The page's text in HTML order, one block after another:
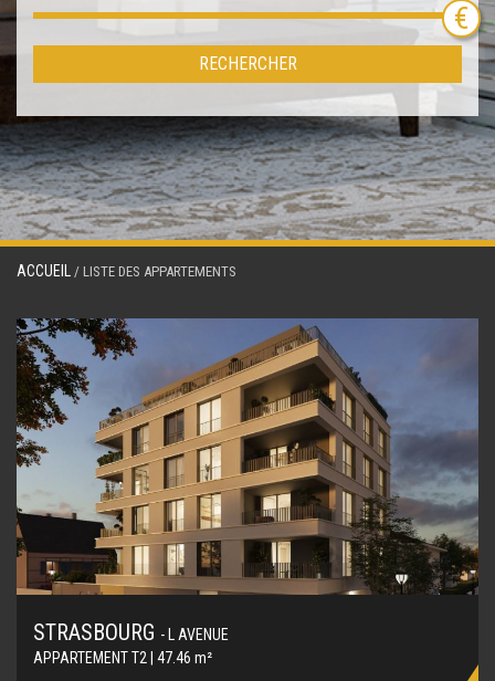
RECHERCHER
ACCUEIL / LISTE DES APPARTEMENTS
STRASBOURG - L AVENUE
APPARTEMENT T2 | 47.46 m²